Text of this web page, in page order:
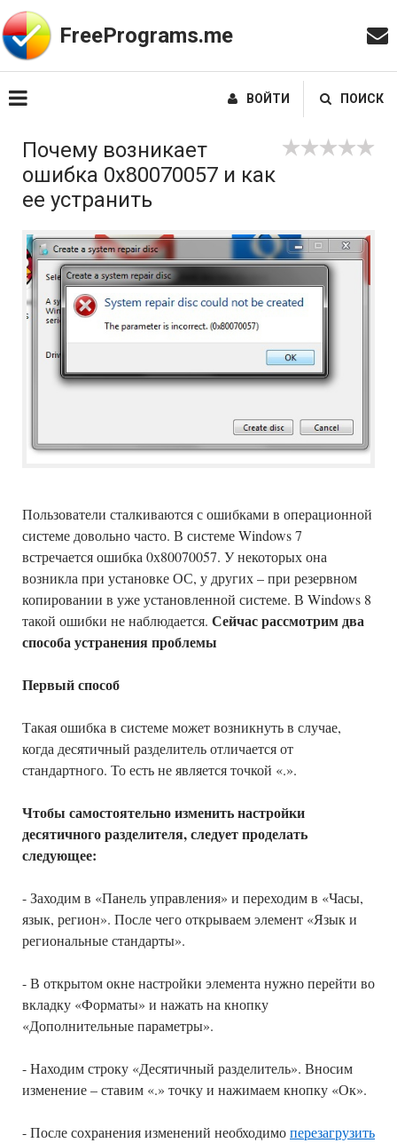
FreePrograms.me
ВОЙТИ ПОИСК
Почему возникает
ошибка 0х80070057 и как
ее устранить
Пользователи сталкиваются с ошибками в операционной
системе довольно часто. В системе Windows 7
встречается ошибка 0х80070057. У некоторых она
возникла при установке ОС, у других – при резервном
копировании в уже установленной системе. В Windows 8
такой ошибки не наблюдается. Сейчас рассмотрим два
способа устранения проблемы
Первый способ
Такая ошибка в системе может возникнуть в случае,
когда десятичный разделитель отличается от
стандартного. То есть не является точкой «.».
Чтобы самостоятельно изменить настройки
десятичного разделителя, следует проделать
следующее:
- Заходим в «Панель управления» и переходим в «Часы,
язык, регион». После чего открываем элемент «Язык и
региональные стандарты».
- В открытом окне настройки элемента нужно перейти во
вкладку «Форматы» и нажать на кнопку
«Дополнительные параметры».
- Находим строку «Десятичный разделитель». Вносим
изменение – ставим «.» точку и нажимаем кнопку «Ок».
- После сохранения изменений необходимоперезагрузить